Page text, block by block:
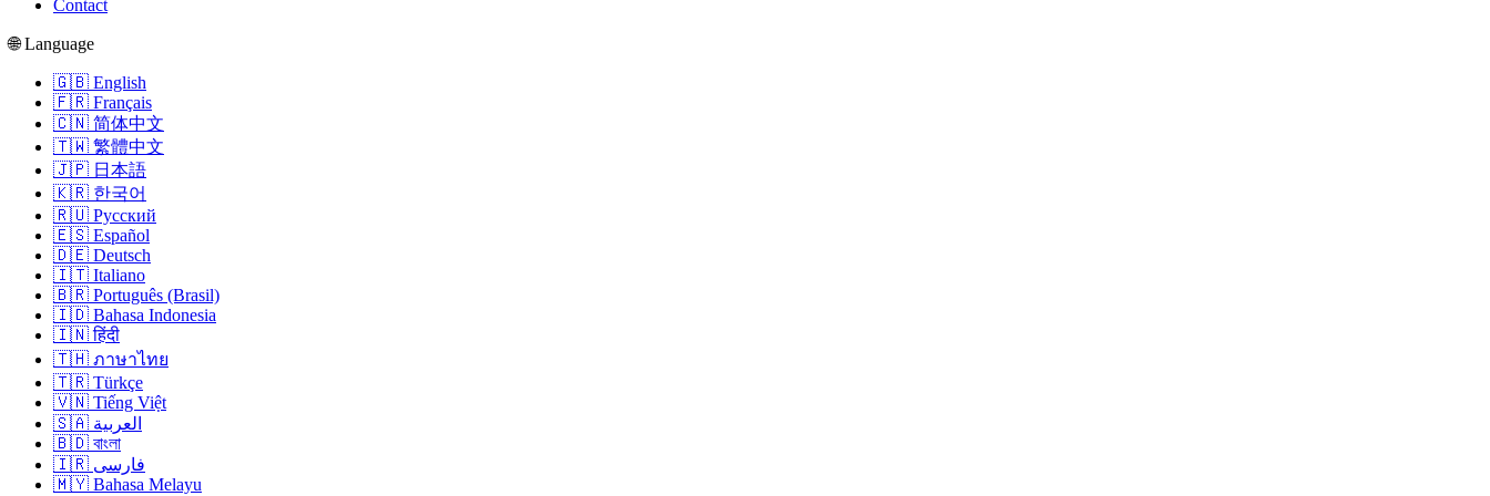
Contact
🌐 Language
🇬🇧 English
🇫🇷 Français
🇨🇳 简体中文
🇹🇼 繁體中文
🇯🇵 日本語
🇰🇷 한국어
🇷🇺 Русский
🇪🇸 Español
🇩🇪 Deutsch
🇮🇹 Italiano
🇧🇷 Português (Brasil)
🇮🇩 Bahasa Indonesia
🇮🇳 हिंदी
🇹🇭 ภาษาไทย
🇹🇷 Türkçe
🇻🇳 Tiếng Việt
🇸🇦 العربية
🇧🇩 বাংলা
🇮🇷 فارسی
🇲🇾 Bahasa Melayu